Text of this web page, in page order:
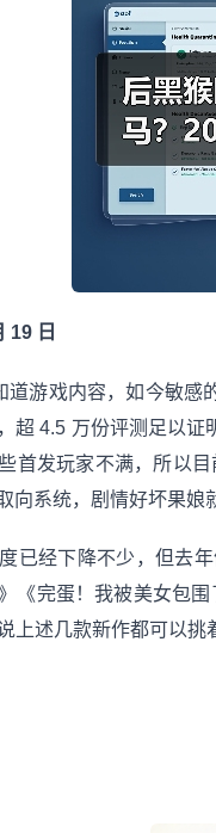
19 日
道游戏内容，如今敏
超 4.5 万份评测足以
首发玩家不满，所以
向系统，剧情好坏果娘
已经下降不少，但去
《完蛋！我被美女包
上述几款新作都可以